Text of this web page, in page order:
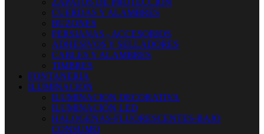
ZAPATOS DE PROTECCION
CUERDAS Y ALAMBRES
BUZONES
PERSIANAS - ACCESORIOS
ADHESIVOS Y SELLADORES
CABLES Y ALAMBRES
TIMBRES
FONTANERIA
ILUMINACION
ILUMINACION DECORATIVA
ILUMINACIÓN LED
HALOGENAS-FLUORESCENTES-BAJO
CONSUMO